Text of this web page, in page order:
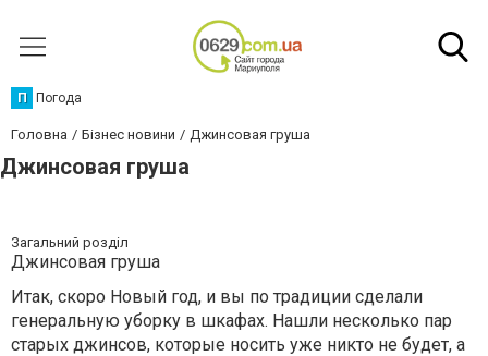
П Погода
Головна Бізнес новини Джинсовая груша
Джинсовая груша
Загальний розділ
Джинсовая груша
Итак, скоро Новый год, и вы по традиции сделали
генеральную уборку в шкафах. Нашли несколько пар
старых джинсов, которые носить уже никто не будет, а